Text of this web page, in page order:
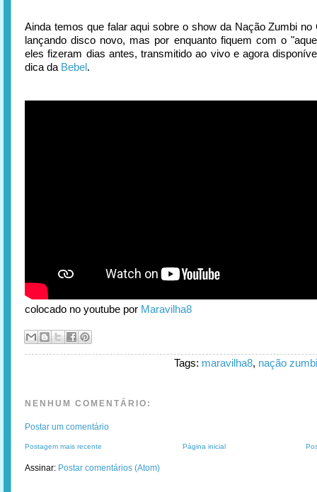
Ainda temos que falar aqui sobre o show da Nação Zumbi no
lançando disco novo, mas por enquanto fiquem com o
eles fizeram dias antes, transmitido ao vivo e agora
dica da Bebel.
colocado no youtube por Maravilha8
Tags: maravilha8, nação zumbi
NENHUM COMENTÁRIO:
Postar um comentário
Postagem mais recente Página inicial
Assinar: Postar comentários (Atom)